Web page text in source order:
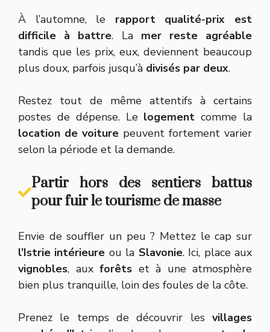
À l’automne, le rapport qualité-prix est
difficile à battre. La mer reste agréable
tandis que les prix, eux, deviennent beaucoup
plus doux, parfois jusqu’à divisés par deux.
Restez tout de même attentifs à certains
postes de dépense. Le logement comme la
location de voiture peuvent fortement varier
selon la période et la demande.
Partir hors des sentiers battus
pour fuir le tourisme de masse
Envie de souffler un peu ? Mettez le cap sur
l’Istrie intérieure ou la Slavonie. Ici, place aux
vignobles, aux forêts et à une atmosphère
bien plus tranquille, loin des foules de la côte.
Prenez le temps de découvrir les villages